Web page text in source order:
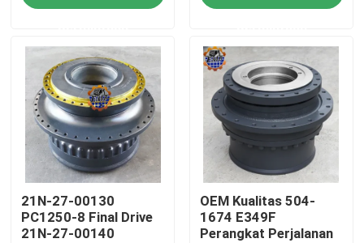
Berita
Permintaan Penawaran
Motor penggerak akhir ekskavator
motor ayun ekskavator
21N-27-00130
PC1250-8 Final Drive
21N-27-00140
OEM Kualitas 504-
1674 E349F
Perangkat Perjalanan